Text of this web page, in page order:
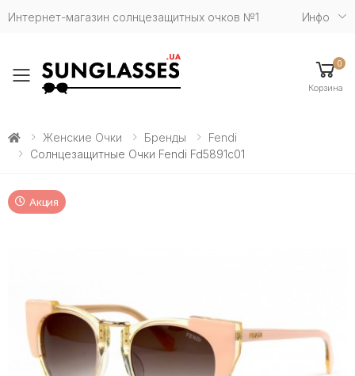
Интернет-магазин солнцезащитных очков №1 Инфо
Toggle mobile menu
0
Корзина
Женские Очки Бренды
Fendi
Солнцезащитные Очки Fendi Fd5891c01
Акция